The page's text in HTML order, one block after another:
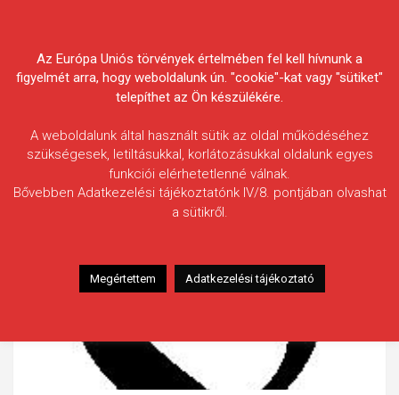
Egyesületek Szövetsége
Az Európa Uniós törvények értelmében fel kell hívnunk a
figyelmét arra, hogy weboldalunk ún. "cookie"-kat vagy "sütiket"
telepíthet az Ön készülékére.
A weboldalunk által használt sütik az oldal működéséhez
szükségesek, letiltásukkal, korlátozásukkal oldalunk egyes
funkciói elérhetetlenné válnak.
Bővebben Adatkezelési tájékoztatónk IV/8. pontjában olvashat
a sütikről.
Megértettem Adatkezelési tájékoztató